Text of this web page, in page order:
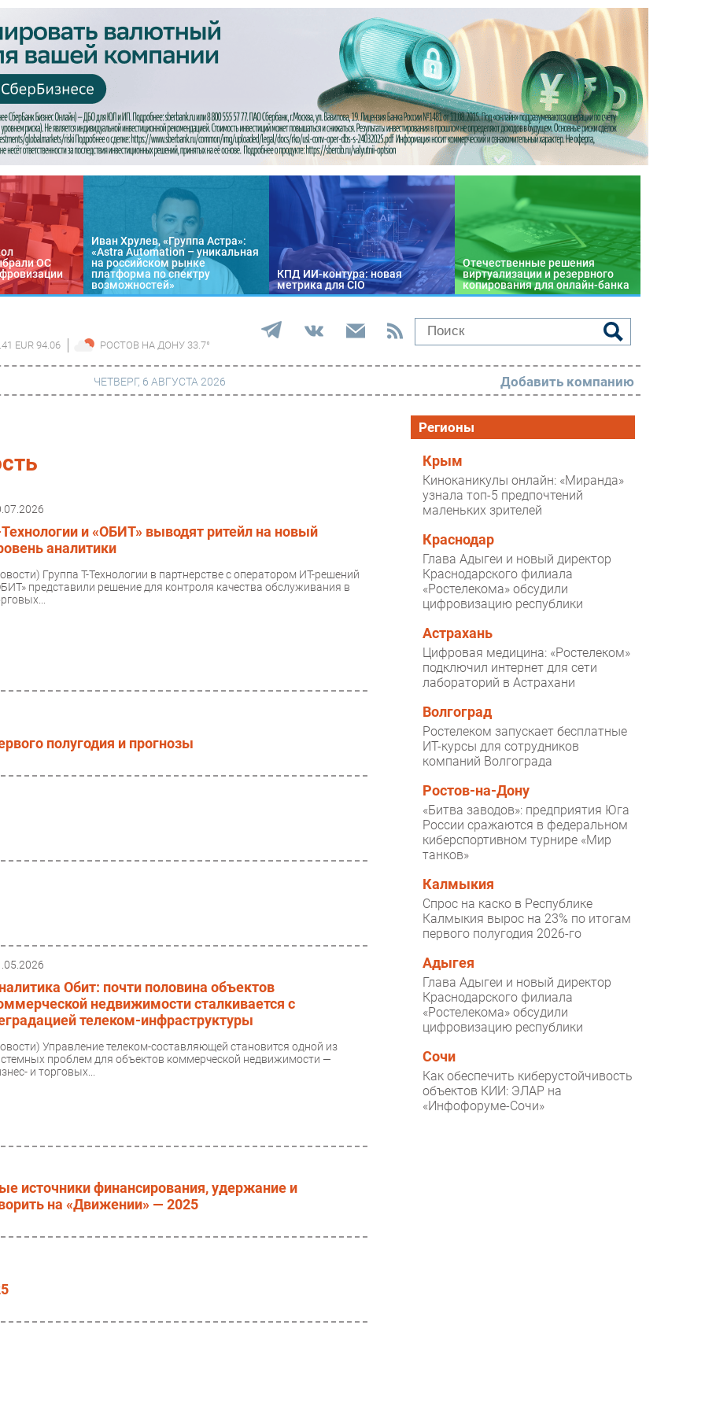
ОС
Иван Хрулев, «Группа Астра»:
«Astra Automation – уникальная
на российском рынке
платформа по спектру
возможностей»
КПД ИИ-контура: новая
метрика для CIO
Отечественные решения
виртуализации и резервного
копирования для онлайн-банка
EUR 94.06 РОСТОВ НА ДОНУ 33.7°
Инновации
Гаджеты
РАЗДЕЛЫ
Новости
Аналитика
Интервью
Мероприятия
Проекты
IT класс
Каталог компаний
ЧЕТВЕРГ, 6 АВГУСТА 2026 Добавить компанию
и «ОБИТ» выводят ритейл на новый
аналитики
Группа Т-Технологии в партнерстве с оператором ИТ-решений
представили решение для контроля качества обслуживания в
полугодия и прогнозы
Обит: почти половина объектов
недвижимости сталкивается с
телеком-инфраструктуры
Управление телеком-составляющей становится одной из
проблем для объектов коммерческой недвижимости —
и торговых...
источники финансирования, удержание и
на «Движении» — 2025
Регионы
Крым
Киноканикулы онлайн: «Миранда»
узнала топ-5 предпочтений
маленьких зрителей
Краснодар
Глава Адыгеи и новый директор
Краснодарского филиала
«Ростелекома» обсудили
цифровизацию республики
Астрахань
Цифровая медицина: «Ростелеком»
подключил интернет для сети
лабораторий в Астрахани
Волгоград
Ростелеком запускает бесплатные
ИТ-курсы для сотрудников
компаний Волгограда
Ростов-на-Дону
«Битва заводов»: предприятия Юга
России сражаются в федеральном
киберспортивном турнире «Мир
танков»
Калмыкия
Спрос на каско в Республике
Калмыкия вырос на 23% по итогам
первого полугодия 2026-го
Адыгея
Глава Адыгеи и новый директор
Краснодарского филиала
«Ростелекома» обсудили
цифровизацию республики
Сочи
Как обеспечить киберустойчивость
объектов КИИ: ЭЛАР на
«Инфофоруме-Сочи»